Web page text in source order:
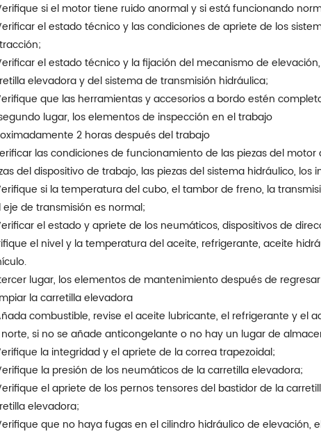
si el motor tiene ruido anormal y si está funcionando
el estado técnico y las condiciones de apriete de los
el estado técnico y la fijación del mecanismo de
elevadora y del sistema de transmisión hidráulica;
que las herramientas y accesorios a bordo estén
lugar, los elementos de inspección en el trabajo
2 horas después del trabajo
las condiciones de funcionamiento de las piezas del
del dispositivo de trabajo, las piezas del sistema hidráulico,
si la temperatura del cubo, el tambor de freno, la
eje de transmisión es normal;
el estado y apriete de los neumáticos, dispositivos de
el nivel y la temperatura del aceite, refrigerante, aceite
lugar, los elementos de mantenimiento después de
la carretilla elevadora
combustible, revise el aceite lubricante, el refrigerante y el
si no se añade anticongelante o no hay un lugar de
la integridad y el apriete de la correa trapezoidal;
la presión de los neumáticos de la carretilla elevadora;
el apriete de los pernos tensores del bastidor de la
elevadora;
que no haya fugas en el cilindro hidráulico de elevación,